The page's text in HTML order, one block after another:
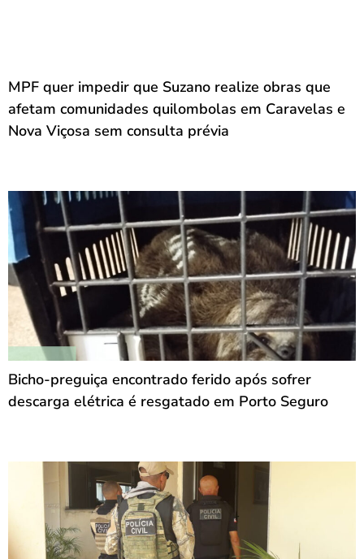
MPF quer impedir que Suzano realize obras que
afetam comunidades quilombolas em Caravelas e
Nova Viçosa sem consulta prévia
Bicho-preguiça encontrado ferido após sofrer
descarga elétrica é resgatado em Porto Seguro